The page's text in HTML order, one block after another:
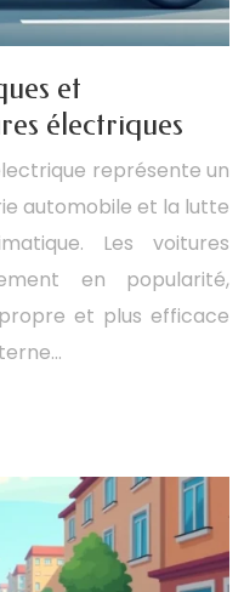
et
électriques
représente un
automobile et la lutte
Les voitures
en popularité,
et plus efficace